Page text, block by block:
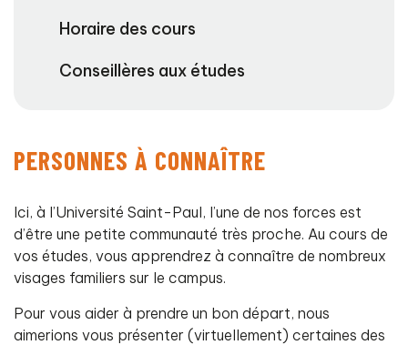
Horaire des cours
Conseillères aux études
PERSONNES À CONNAÎTRE
Ici, à l’Université Saint-Paul, l’une de nos forces est
d’être une petite communauté très proche. Au cours de
vos études, vous apprendrez à connaître de nombreux
visages familiers sur le campus.
Pour vous aider à prendre un bon départ, nous
aimerions vous présenter (virtuellement) certaines des